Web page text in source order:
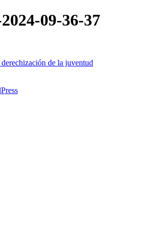
09-36-37
de la juventud